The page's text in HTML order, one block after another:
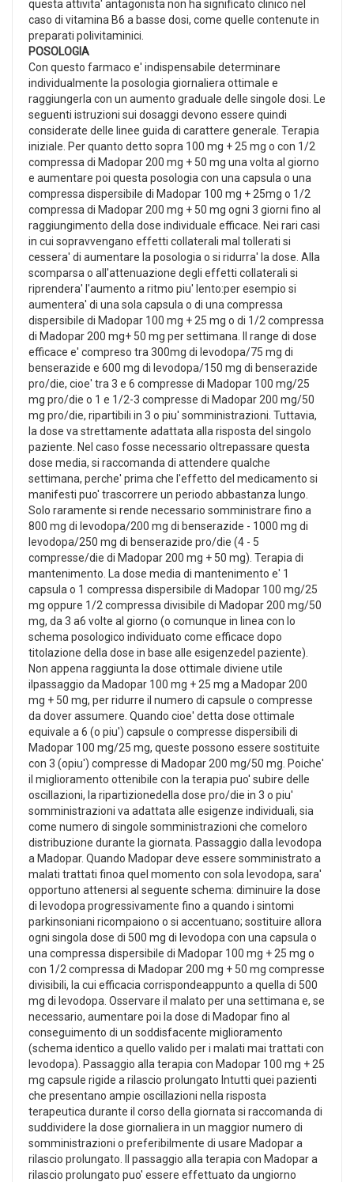
questa attivita' antagonista non ha significato clinico nel
caso di vitamina B6 a basse dosi, come quelle contenute in
preparati polivitaminici.
POSOLOGIA
Con questo farmaco e' indispensabile determinare
individualmente la posologia giornaliera ottimale e
raggiungerla con un aumento graduale delle singole dosi. Le
seguenti istruzioni sui dosaggi devono essere quindi
considerate delle linee guida di carattere generale. Terapia
iniziale. Per quanto detto sopra 100 mg + 25 mg o con 1/2
compressa di Madopar 200 mg + 50 mg una volta al giorno
e aumentare poi questa posologia con una capsula o una
compressa dispersibile di Madopar 100 mg + 25mg o 1/2
compressa di Madopar 200 mg + 50 mg ogni 3 giorni fino al
raggiungimento della dose individuale efficace. Nei rari casi
in cui sopravvengano effetti collaterali mal tollerati si
cessera' di aumentare la posologia o si ridurra' la dose. Alla
scomparsa o all'attenuazione degli effetti collaterali si
riprendera' l'aumento a ritmo piu' lento:per esempio si
aumentera' di una sola capsula o di una compressa
dispersibile di Madopar 100 mg + 25 mg o di 1/2 compressa
di Madopar 200 mg+ 50 mg per settimana. Il range di dose
efficace e' compreso tra 300mg di levodopa/75 mg di
benserazide e 600 mg di levodopa/150 mg di benserazide
pro/die, cioe' tra 3 e 6 compresse di Madopar 100 mg/25
mg pro/die o 1 e 1/2-3 compresse di Madopar 200 mg/50
mg pro/die, ripartibili in 3 o piu' somministrazioni. Tuttavia,
la dose va strettamente adattata alla risposta del singolo
paziente. Nel caso fosse necessario oltrepassare questa
dose media, si raccomanda di attendere qualche
settimana, perche' prima che l'effetto del medicamento si
manifesti puo' trascorrere un periodo abbastanza lungo.
Solo raramente si rende necessario somministrare fino a
800 mg di levodopa/200 mg di benserazide - 1000 mg di
levodopa/250 mg di benserazide pro/die (4 - 5
compresse/die di Madopar 200 mg + 50 mg). Terapia di
mantenimento. La dose media di mantenimento e' 1
capsula o 1 compressa dispersibile di Madopar 100 mg/25
mg oppure 1/2 compressa divisibile di Madopar 200 mg/50
mg, da 3 a6 volte al giorno (o comunque in linea con lo
schema posologico individuato come efficace dopo
titolazione della dose in base alle esigenzedel paziente).
Non appena raggiunta la dose ottimale diviene utile
ilpassaggio da Madopar 100 mg + 25 mg a Madopar 200
mg + 50 mg, per ridurre il numero di capsule o compresse
da dover assumere. Quando cioe' detta dose ottimale
equivale a 6 (o piu') capsule o compresse dispersibili di
Madopar 100 mg/25 mg, queste possono essere sostituite
con 3 (opiu') compresse di Madopar 200 mg/50 mg. Poiche'
il miglioramento ottenibile con la terapia puo' subire delle
oscillazioni, la ripartizionedella dose pro/die in 3 o piu'
somministrazioni va adattata alle esigenze individuali, sia
come numero di singole somministrazioni che comeloro
distribuzione durante la giornata. Passaggio dalla levodopa
a Madopar. Quando Madopar deve essere somministrato a
malati trattati finoa quel momento con sola levodopa, sara'
opportuno attenersi al seguente schema: diminuire la dose
di levodopa progressivamente fino a quando i sintomi
parkinsoniani ricompaiono o si accentuano; sostituire allora
ogni singola dose di 500 mg di levodopa con una capsula o
una compressa dispersibile di Madopar 100 mg + 25 mg o
con 1/2 compressa di Madopar 200 mg + 50 mg compresse
divisibili, la cui efficacia corrispondeappunto a quella di 500
mg di levodopa. Osservare il malato per una settimana e, se
necessario, aumentare poi la dose di Madopar fino al
conseguimento di un soddisfacente miglioramento
(schema identico a quello valido per i malati mai trattati con
levodopa). Passaggio alla terapia con Madopar 100 mg + 25
mg capsule rigide a rilascio prolungato Intutti quei pazienti
che presentano ampie oscillazioni nella risposta
terapeutica durante il corso della giornata si raccomanda di
suddividere la dose giornaliera in un maggior numero di
somministrazioni o preferibilmente di usare Madopar a
rilascio prolungato. Il passaggio alla terapia con Madopar a
rilascio prolungato puo' essere effettuato da ungiorno